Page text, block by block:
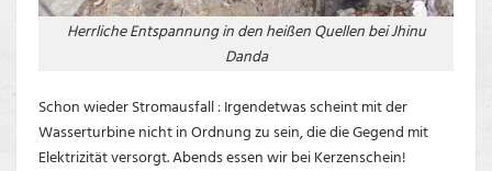
Herrliche Entspannung in den heißen Quellen bei Jhinu
Danda
Schon wieder Stromausfall : Irgendetwas scheint mit der
Wasserturbine nicht in Ordnung zu sein, die die Gegend mit
Elektrizität versorgt. Abends essen wir bei Kerzenschein!